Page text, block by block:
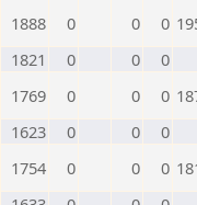
1888 0 0 0
1821 0 0
0
1769 0 0 0
1623 0 0
0
1754 0 0 0